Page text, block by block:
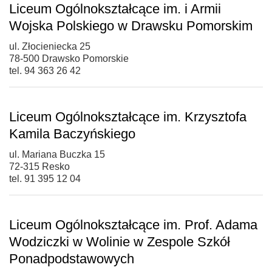
Liceum Ogólnokształcące im. i Armii
Wojska Polskiego w Drawsku Pomorskim
ul. Złocieniecka 25
78-500 Drawsko Pomorskie
tel. 94 363 26 42
Liceum Ogólnokształcące im. Krzysztofa
Kamila Baczyńskiego
ul. Mariana Buczka 15
72-315 Resko
tel. 91 395 12 04
Liceum Ogólnokształcące im. Prof. Adama
Wodziczki w Wolinie w Zespole Szkół
Ponadpodstawowych